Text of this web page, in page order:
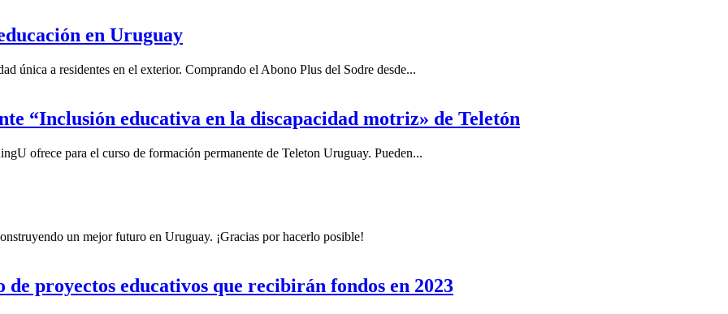
en Uruguay
única a residentes en el exterior. Comprando el Abono Plus del Sodre desde...
“Inclusión educativa en la discapacidad motriz» de Teletón
ofrece para el curso de formación permanente de Teleton Uruguay. Pueden...
un mejor futuro en Uruguay. ¡Gracias por hacerlo posible!
proyectos educativos que recibirán fondos en 2023